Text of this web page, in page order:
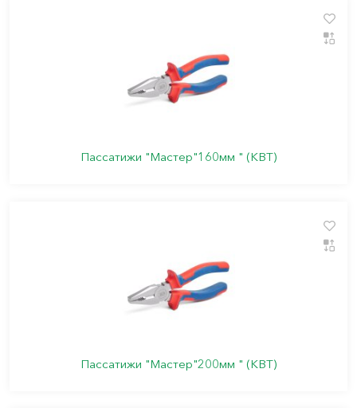
Пассатижи "Мастер"160мм " (КВТ)
Пассатижи "Мастер"200мм " (КВТ)